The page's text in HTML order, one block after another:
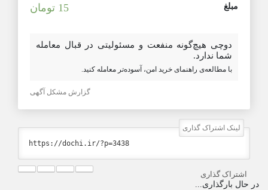
مبلغ 15 تومان
دوچی هیچ‌گونه منفعت و مسئولیتی در قبال معامله
شما ندارد.
با مطالعه‌ی راهنمای خرید امن، آسوده‌تر معامله کنید.
گزارش مشکل آگهی
لینک اشتراک گذاری
اشتراک گذاری
در حال بارگذاری...